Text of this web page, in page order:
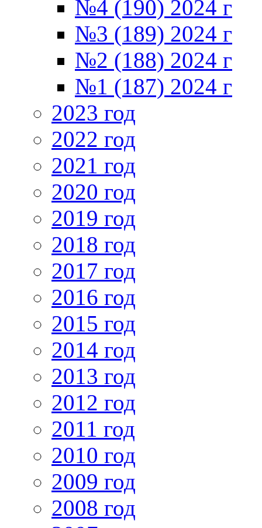
№4 (190) 2024 г
№3 (189) 2024 г
№2 (188) 2024 г
№1 (187) 2024 г
2023 год
2022 год
2021 год
2020 год
2019 год
2018 год
2017 год
2016 год
2015 год
2014 год
2013 год
2012 год
2011 год
2010 год
2009 год
2008 год